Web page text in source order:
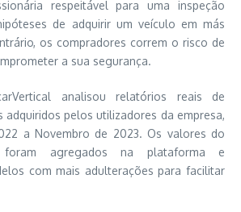
respeitável para uma inspeção
de adquirir um veículo em más
os compradores correm o risco de
a sua segurança.
analisou relatórios reais de
adquiridos pelos utilizadores da empresa,
a Novembro de 2023. Os valores do
foram agregados na plataforma e
com mais adulterações para facilitar